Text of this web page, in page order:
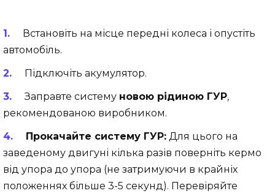
Встановіть на місце передні колеса і опустіть
автомобіль.
Підключіть акумулятор.
Заправте систему новою рідиною ГУР,
рекомендованою виробником.
Прокачайте систему ГУР:Для цього на
заведеному двигуні кілька разів поверніть кермо
від упора до упора (не затримуючи в крайніх
положеннях більше 3-5 секунд). Перевіряйте